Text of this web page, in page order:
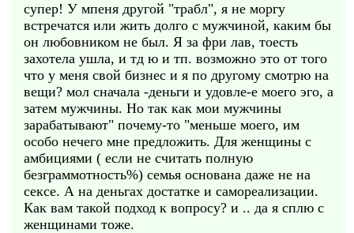
супер! У мпеня другой "трабл", я не моргу
встречатся или жить долго с мужчиной, каким бы
он любовником не был. Я за фри лав, тоесть
захотела ушла, и тд ю и тп. возможно это от того
что у меня свой бизнес и я по другому смотрю на
вещи? мол сначала -деньги и удовле-е моего эго, а
затем мужчины. Но так как мои мужчины
зарабатывают" почему-то "меньше моего, им
особо нечего мне предложить. Для женщины с
амбициями ( если не считать полную
безграммотность%) семья основана даже не на
сексе. А на деньгах достатке и самореализации.
Как вам такой подход к вопросу? и .. да я сплю с
женщинами тоже.